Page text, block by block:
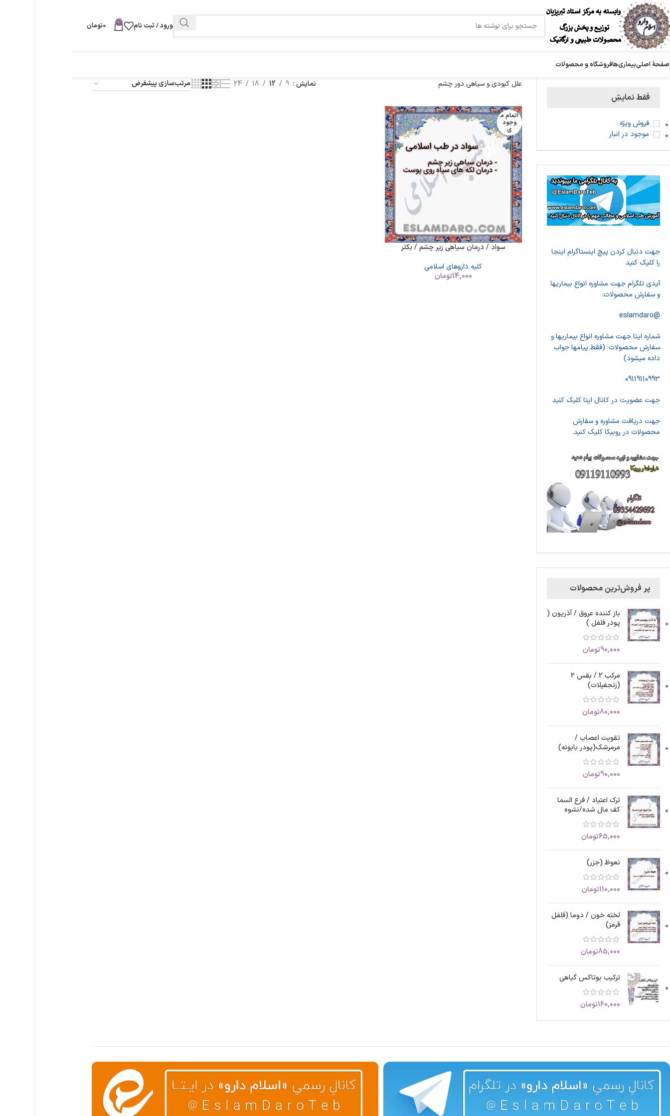
ورود / ثبت نام 0
0تومان
صفحۀ اصلیبیماری‌هافروشگاه و محصولات
فقط نمایشِ
فروش ویژه
موجود در انبار
جهت دنبال کردن پیچ اینستاگرام اینجا
را کلیک کنید
آیدی تلگرام جهت مشاوره انواع بیماریها
و سفارش محصولات:
@eslamdaro
شماره ایتا جهت مشاوره انواع بیماریها و
سفارش محصولات: (فقط پیامها جواب
داده میشود)
09119110993
جهت عضویت در کانال ایتا کلیک کنید
جهت دریافت مشاوره و سفارش
محصولات در روبیکا کلیک کنید.
پر فروش‌ترین محصولات
باز کننده عروق / آذریون (
پودر فلفل )
90,000تومان
مرکب 2 / بقس ۲
(زنجفیلات)
80,000تومان
تقویت اعصاب /
مرمرشک(پودر بابونه)
90,000تومان
ترک اعتیاد / فرع السما
کف مال شده/نشوه
65,000تومان
نعوظ (جزر)
110,000تومان
لخته خون / دوما (فلفل
قرمز)
85,000تومان
ترکیب بوتاکس گیاهی
160,000تومان
علل کبودی و سیاهی دور چشم نمایش 9
12
18
24
اتمام م
وجود
ی
سواد / درمان سیاهی زیر چشم / بکتر
کلیه داروهای اسلامی
14,000تومان